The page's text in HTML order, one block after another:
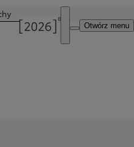
Otwórz menu